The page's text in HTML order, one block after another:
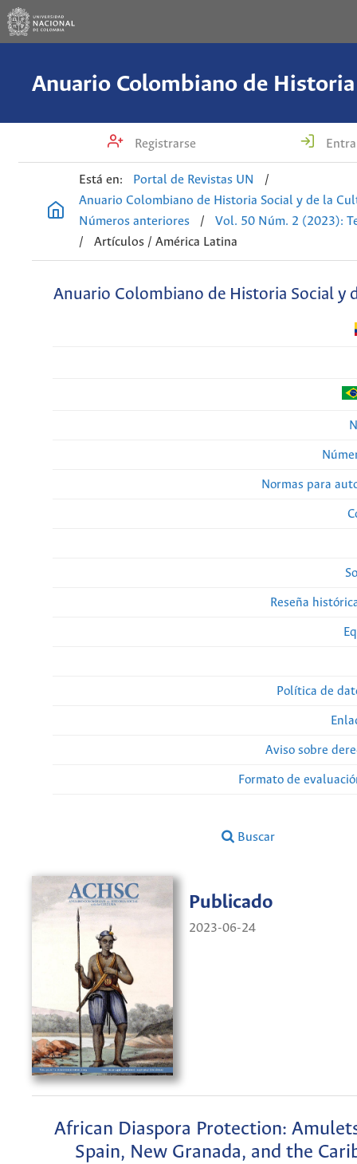
Registrarse
Está en: Portal de Revistas UN
/
Anuario Colombiano de Historia Social y de la
Números anteriores
/
Vol. 50 Núm. 2 (2023):
/
Artículos / América Latina
Anuario Colombiano de Historia Social y
Normas para
Reseña
Política de
Aviso sobre
Formato de
Buscar
Publicado
2023-06-24
African Diaspora Protection:
Spain, New Granada, and the